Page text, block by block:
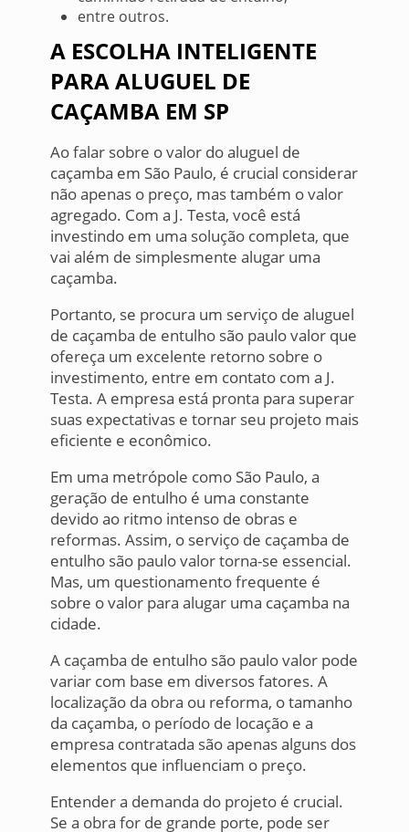
entre outros.
A ESCOLHA INTELIGENTE
PARA ALUGUEL DE
CAÇAMBA EM SP
Ao falar sobre o valor do aluguel de
caçamba em São Paulo, é crucial considerar
não apenas o preço, mas também o valor
agregado. Com a J. Testa, você está
investindo em uma solução completa, que
vai além de simplesmente alugar uma
caçamba.
Portanto, se procura um serviço de aluguel
de caçamba de entulho são paulo valor que
ofereça um excelente retorno sobre o
investimento, entre em contato com a J.
Testa. A empresa está pronta para superar
suas expectativas e tornar seu projeto mais
eficiente e econômico.
Em uma metrópole como São Paulo, a
geração de entulho é uma constante
devido ao ritmo intenso de obras e
reformas. Assim, o serviço de caçamba de
entulho são paulo valor torna-se essencial.
Mas, um questionamento frequente é
sobre o valor para alugar uma caçamba na
cidade.
A caçamba de entulho são paulo valor pode
variar com base em diversos fatores. A
localização da obra ou reforma, o tamanho
da caçamba, o período de locação e a
empresa contratada são apenas alguns dos
elementos que influenciam o preço.
Entender a demanda do projeto é crucial.
Se a obra for de grande porte, pode ser